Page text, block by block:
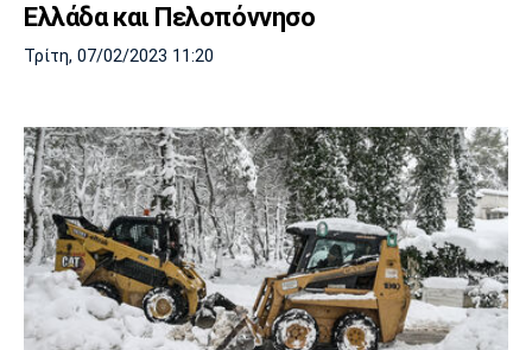
Ελλάδα και Πελοπόννησο
Τρίτη, 07/02/2023 11:20